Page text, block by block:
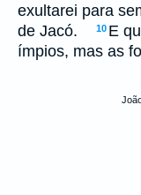
exultarei para
de Jacó.
10 E
ímpios, mas as